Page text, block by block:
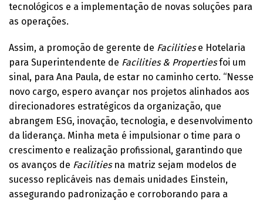
tecnológicos e a implementação de novas soluções para
as operações.
Assim, a promoção de gerente de Facilitiese Hotelaria
para Superintendente de Facilities & Propertiesfoi um
sinal, para Ana Paula, de estar no caminho certo. “Nesse
novo cargo, espero avançar nos projetos alinhados aos
direcionadores estratégicos da organização, que
abrangem ESG, inovação, tecnologia, e desenvolvimento
da liderança. Minha meta é impulsionar o time para o
crescimento e realização profissional, garantindo que
os avanços de Facilities na matriz sejam modelos de
sucesso replicáveis nas demais unidades Einstein,
assegurando padronização e corroborando para a